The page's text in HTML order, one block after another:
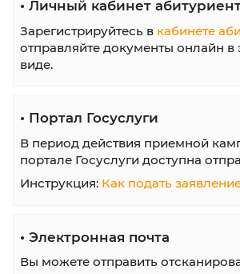
• Вступителные испытания
• План приема
•
Шаблоны документов
• Правила приема
• Обратная связь